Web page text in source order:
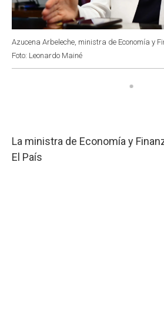
Azucena Arbeleche, ministra de Economía y
Foto: Leonardo Mainé
La ministra de Economía y
El País